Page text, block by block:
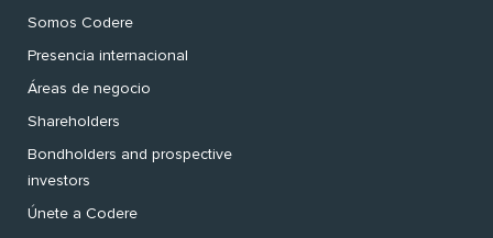
Somos Codere
Presencia internacional
Áreas de negocio
Shareholders
Bondholders and prospective
investors
Únete a Codere